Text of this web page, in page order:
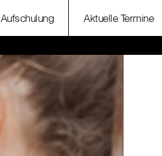
Aufschulung Aktuelle Termine